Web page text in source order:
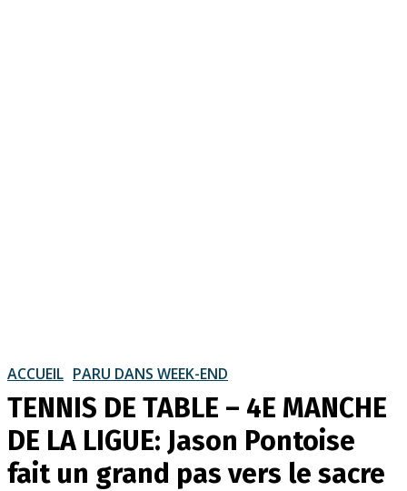
ACCUEIL PARU DANS WEEK-END
TENNIS DE TABLE – 4E MANCHE
DE LA LIGUE: Jason Pontoise
fait un grand pas vers le sacre